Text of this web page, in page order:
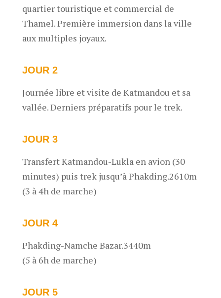
quartier touristique et commercial de
Thamel. Première immersion dans la ville
aux multiples joyaux.
JOUR 2
Journée libre et visite de Katmandou et sa
vallée. Derniers préparatifs pour le trek.
JOUR 3
Transfert Katmandou-Lukla en avion (30
minutes) puis trek jusqu’à Phakding.2610m
(3 à 4h de marche)
JOUR 4
Phakding-Namche Bazar.3440m
(5 à 6h de marche)
JOUR 5